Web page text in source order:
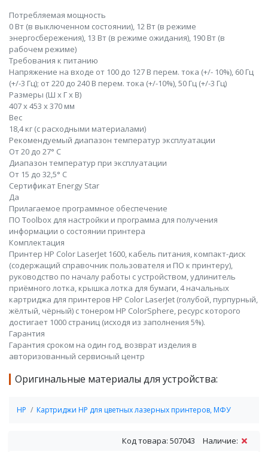
Потребляемая мощность
0 Вт (в выключенном состоянии), 12 Вт (в режиме
энергосбережения), 13 Вт (в режиме ожидания), 190 Вт (в
рабочем режиме)
Требования к питанию
Напряжение на входе от 100 до 127 В перем. тока (+/- 10%), 60 Гц
(+/-3 Гц); от 220 до 240 В перем. тока (+/-10%), 50 Гц (+/-3 Гц)
Размеры (Ш x Г x В)
407 x 453 x 370 мм
Вес
18,4 кг (с расходными материалами)
Рекомендуемый диапазон температур эксплуатации
От 20 до 27° C
Диапазон температур при эксплуатации
От 15 до 32,5° C
Сертификат Energy Star
Да
Прилагаемое программное обеспечение
ПО Toolbox для настройки и программа для получения
информации о состоянии принтера
Комплектация
Принтер HP Color LaserJet 1600, кабель питания, компакт-диск
(содержащий справочник пользователя и ПО к принтеру),
руководство по началу работы с устройством, удлинитель
приёмного лотка, крышка лотка для бумаги, 4 начальных
картриджа для принтеров HP Color LaserJet (голубой, пурпурный,
жёлтый, чёрный) с тонером HP ColorSphere, ресурс которого
достигает 1000 страниц (исходя из заполнения 5%).
Гарантия
Гарантия сроком на один год, возврат изделия в
авторизованный сервисный центр
Оригинальные материалы для устройства:
HP Картриджи HP для цветных лазерных принтеров, МФУ
Код товара: 507043
Наличие: